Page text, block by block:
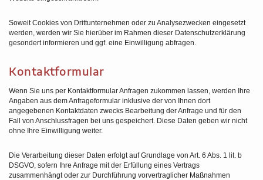
Soweit Cookies von Drittunternehmen oder zu Analysezwecken eingesetzt
werden, werden wir Sie hierüber im Rahmen dieser Datenschutzerklärung
gesondert informieren und ggf. eine Einwilligung abfragen.
Kontaktformular
Wenn Sie uns per Kontaktformular Anfragen zukommen lassen, werden Ihre
Angaben aus dem Anfrageformular inklusive der von Ihnen dort
angegebenen Kontaktdaten zwecks Bearbeitung der Anfrage und für den
Fall von Anschlussfragen bei uns gespeichert. Diese Daten geben wir nicht
ohne Ihre Einwilligung weiter.
Die Verarbeitung dieser Daten erfolgt auf Grundlage von Art. 6 Abs. 1 lit. b
DSGVO, sofern Ihre Anfrage mit der Erfüllung eines Vertrags
zusammenhängt oder zur Durchführung vorvertraglicher Maßnahmen